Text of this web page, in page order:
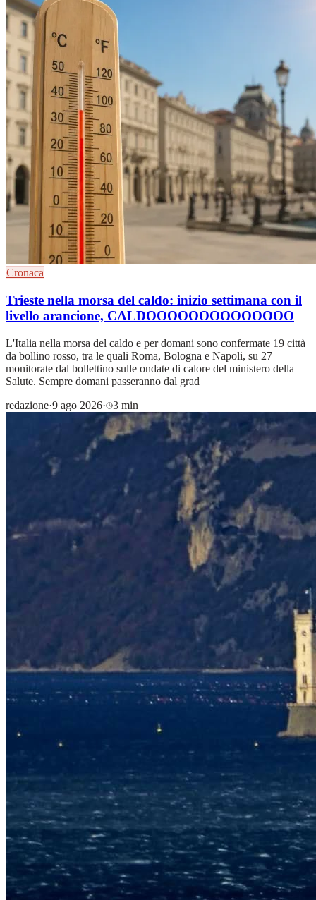
Cronaca
Trieste nella morsa del caldo: inizio settimana con il
livello arancione, CALDOOOOOOOOOOOOOO
L'Italia nella morsa del caldo e per domani sono confermate 19 città
da bollino rosso, tra le quali Roma, Bologna e Napoli, su 27
monitorate dal bollettino sulle ondate di calore del ministero della
Salute. Sempre domani passeranno dal grad
redazione·9 ago 2026· 3 min